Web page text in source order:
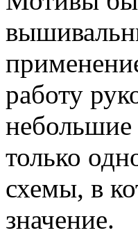
работу
только
схемы, в
значение.